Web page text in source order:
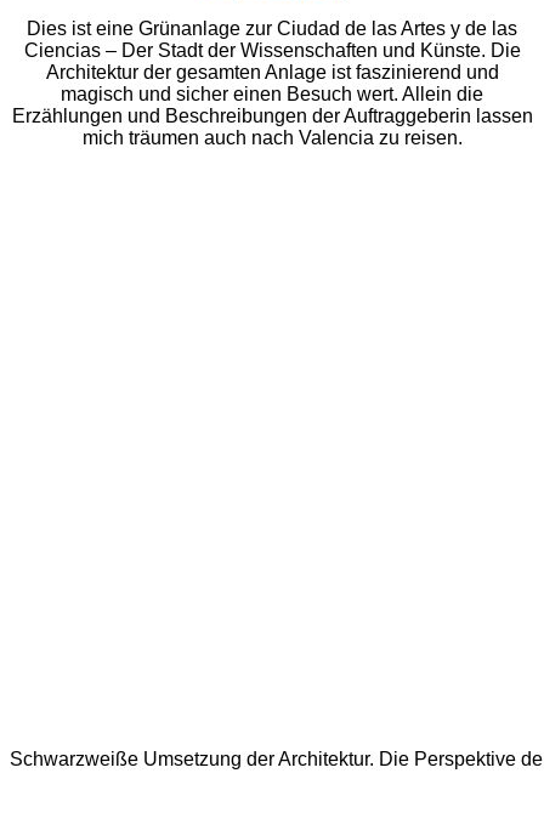
Dies ist eine Grünanlage zur Ciudad de las Artes y de las
Ciencias – Der Stadt der Wissenschaften und Künste. Die
Architektur der gesamten Anlage ist faszinierend und
magisch und sicher einen Besuch wert. Allein die
Erzählungen und Beschreibungen der Auftraggeberin lassen
mich träumen auch nach Valencia zu reisen.
Schwarzweiße Umsetzung der Architektur. Die Perspektive